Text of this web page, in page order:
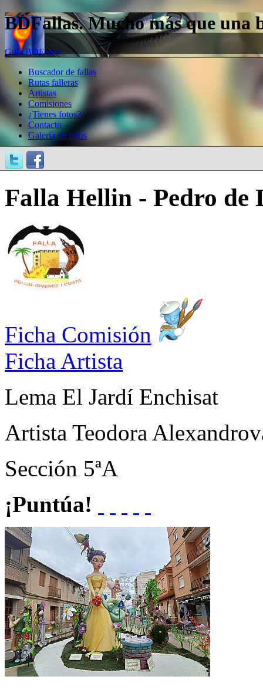
BDFallas. Mucho más que una
Guía BDFallas
Buscador de fallas
Rutas falleras
Artistas
Comisiones
¿Tienes fotos?
Contacto
Galería de fotos
Falla Hellin - Pedro de
Ficha Comisión
Ficha Artista
Lema El Jardí Enchisat
Artista Teodora
Sección 5ªA
¡Puntúa!